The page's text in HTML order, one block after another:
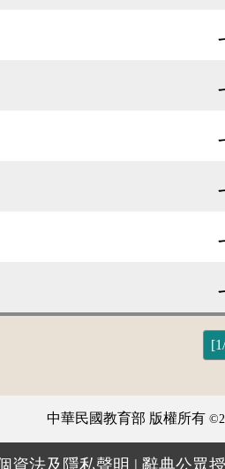
中華民國教育部 版權所有
資法及隱私聲明 | 辭典公眾